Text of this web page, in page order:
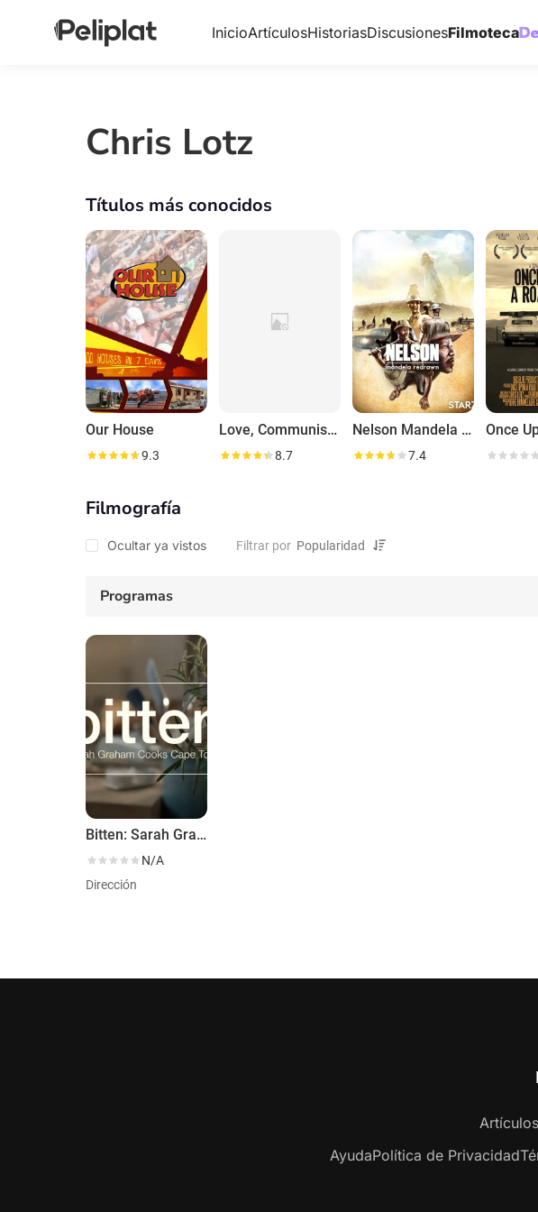
InicioArtículosHistoriasDiscusionesFilmoteca
Chris Lotz
Títulos más conocidos
Our House
9.3
Love, Communism, Revolution & Rivonia: Bram Fischer's Story
8.7
Nelson Mandela Redrawn
7.4
Filmografía
Ocultar ya vistos Filtrar por
Programas
Bitten: Sarah Graham Cooks Cape Town
N/A
Dirección
Artículos
AyudaPolítica de Privacidad